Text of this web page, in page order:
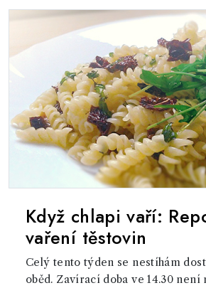
Když chlapi vaří:
vaření těstovin
Celý tento týden se nestíhám
oběd. Zavírací doba ve 14.30 není